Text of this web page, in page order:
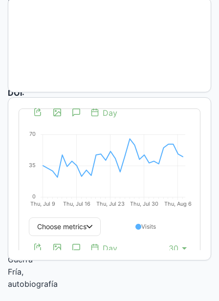
Universidad
DOI:
clave:
memoria,
Revolución
Cubana,
Guerra
Fría,
autobiografía